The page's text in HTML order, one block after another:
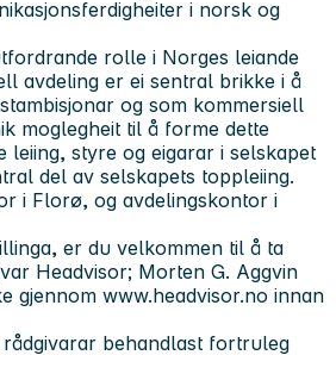
i norsk og
rolle i Norges leiande
avdeling er ei sentral brikke i å
og som kommersiell
moglegheit til å forme dette
leiing, styre og eigarar i selskapet
del av selskapets toppleiing.
i Florø, og avdelingskontor i
er du velkommen til å ta
Headvisor; Morten G. Aggvin
gjennom www.headvisor.no innan
behandlast fortruleg